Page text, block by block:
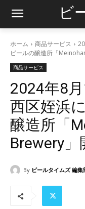
ビ
ホーム 商品サービス
ビールの醸造所「
商品サービス
2024年8
西区姪浜
醸造所「
Brewery」
By ビールタイムズ 編集